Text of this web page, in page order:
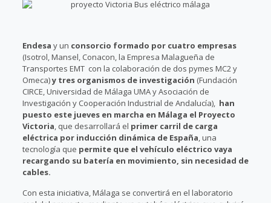
Endesa y un consorcio formado por cuatro empresas
(Isotrol, Mansel, Conacon, la Empresa Malagueña de
Transportes EMT con la colaboración de dos pymes MC2 y
Omeca)y tres organismos de investigación (Fundación
CIRCE, Universidad de Málaga UMA y Asociación de
Investigación y Cooperación Industrial de Andalucía), han
puesto este jueves en marcha en Málaga el Proyecto
Victoria, que desarrollará el primer carril de carga
eléctrica por inducción dinámica de España, una
tecnología que permite que el vehículo eléctrico vaya
recargando su batería en movimiento, sin necesidad de
cables.
Con esta iniciativa, Málaga se convertirá en el laboratorio